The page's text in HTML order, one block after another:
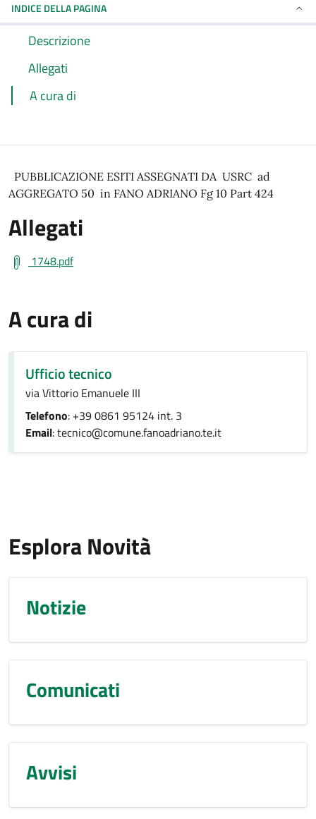
INDICE DELLA PAGINA
Descrizione
Allegati
A cura di
PUBBLICAZIONE ESITI ASSEGNATI DA USRC ad
AGGREGATO 50 in FANO ADRIANO Fg 10 Part 424
Allegati
1748.pdf
A cura di
Ufficio tecnico
via Vittorio Emanuele III
Telefono: +39 0861 95124 int. 3
Email: tecnico@comune.fanoadriano.te.it
Esplora Novità
Notizie
Comunicati
Avvisi